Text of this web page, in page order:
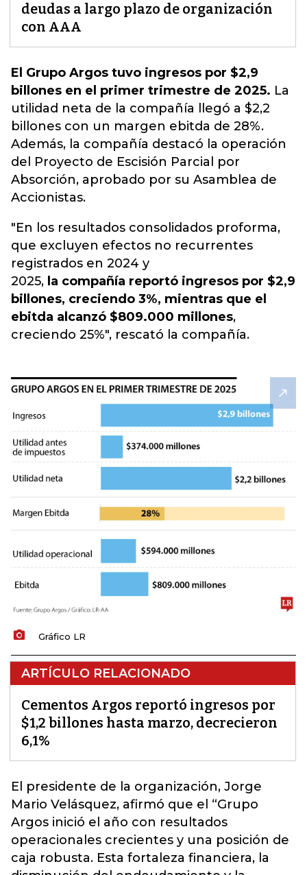
deudas a largo plazo de organización
con AAA
El Grupo Argos tuvo ingresos por $2,9
billones en el primer trimestre de 2025. La
utilidad neta de la compañía llegó a $2,2
billones con un margen ebitda de 28%.
Además, la compañía destacó la operación
del Proyecto de Escisión Parcial por
Absorción, aprobado por su Asamblea de
Accionistas.
"En los resultados consolidados proforma,
que excluyen efectos no recurrentes
registrados en 2024 y
2025, la compañía reportó ingresos por $2,9
billones, creciendo 3%, mientras que el
ebitda alcanzó $809.000 millones,
creciendo 25%", rescató la compañía.
Gráfico LR
ARTÍCULO RELACIONADO
Cementos Argos reportó ingresos por
$1,2 billones hasta marzo, decrecieron
6,1%
El presidente de la organización, Jorge
Mario Velásquez, afirmó que el “Grupo
Argos inició el año con resultados
operacionales crecientes y una posición de
caja robusta. Esta fortaleza financiera, la